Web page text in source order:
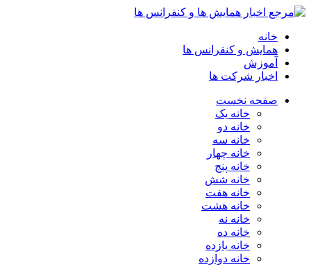
خانه
همایش و کنفرانس ها
آموزش
اخبار شرکت ها
صفحه نخست
خانه یک
خانه دو
خانه سه
خانه چهار
خانه پنج
خانه شش
خانه هفت
خانه هشت
خانه نه
خانه ده
خانه یازده
خانه دوازده